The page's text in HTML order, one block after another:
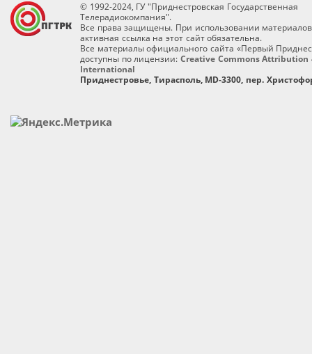
© 1992-2024, ГУ "Приднестровская Государственная
Телерадиокомпания".
Все права защищены. При использовании
активная ссылка на этот сайт обязательна.
Все материалы официального сайта «Первый
доступны по лицензии: Creative Commons Attribution
International
Приднестровье, Тирасполь, MD-3300, пер.